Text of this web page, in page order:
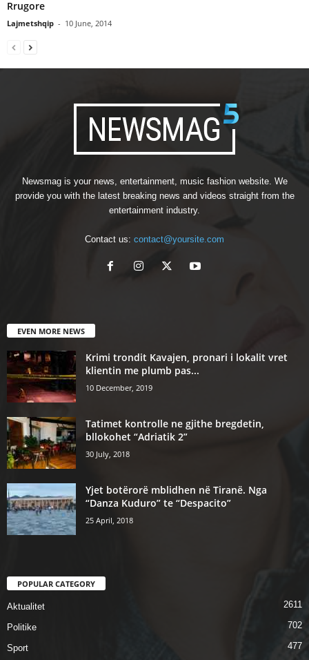
Rrugore
Lajmetshqip - 10 June, 2014
Newsmag is your news, entertainment, music fashion website. We
provide you with the latest breaking news and videos straight from the
entertainment industry.
Contact us: contact@yoursite.com
EVEN MORE NEWS
Krimi trondit Kavajen, pronari i lokalit vret
klientin me plumb pas...
10 December, 2019
Tatimet kontrolle ne gjithe bregdetin,
bllokohet “Adriatik 2”
30 July, 2018
Yjet botërorë mblidhen në Tiranë. Nga
“Danza Kuduro” te “Despacito”
25 April, 2018
POPULAR CATEGORY
Aktualitet 2611
Politike 702
Sport 477